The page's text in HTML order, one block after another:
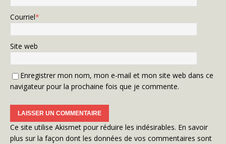
Courriel*
Site web
Enregistrer mon nom, mon e-mail et mon site web dans ce
navigateur pour la prochaine fois que je commente.
Ce site utilise Akismet pour réduire les indésirables. En savoir
plus sur la façon dont les données de vos commentaires sont